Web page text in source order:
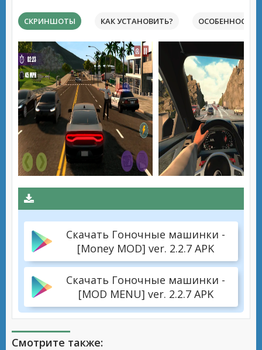
СКРИНШОТЫ КАК УСТАНОВИТЬ? ОСОБЕННОСТИ
Скачать Гоночные машинки -
[Money MOD] ver. 2.2.7 APK
Скачать Гоночные машинки -
[MOD MENU] ver. 2.2.7 APK
Смотрите также: